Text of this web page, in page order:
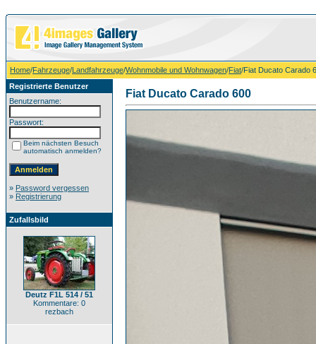
Home/Fahrzeuge/Landfahrzeuge/Wohnmobile und Wohnwagen/Fiat/Fiat Ducato Carado
Registrierte Benutzer
Benutzername:
Passwort:
Beim nächsten Besuch
automatisch anmelden?
» Password vergessen
» Registrierung
Zufallsbild
Deutz F1L 514 / 51
Kommentare: 0
rezbach
Fiat Ducato Carado 600